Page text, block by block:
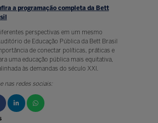
a programação completa da Bett
perspectivas em um mesmo
de Educação Pública da Bett Brasil
de conectar políticas, práticas e
uma educação pública mais equitativa,
às demandas do século XXI.
nas redes sociais: